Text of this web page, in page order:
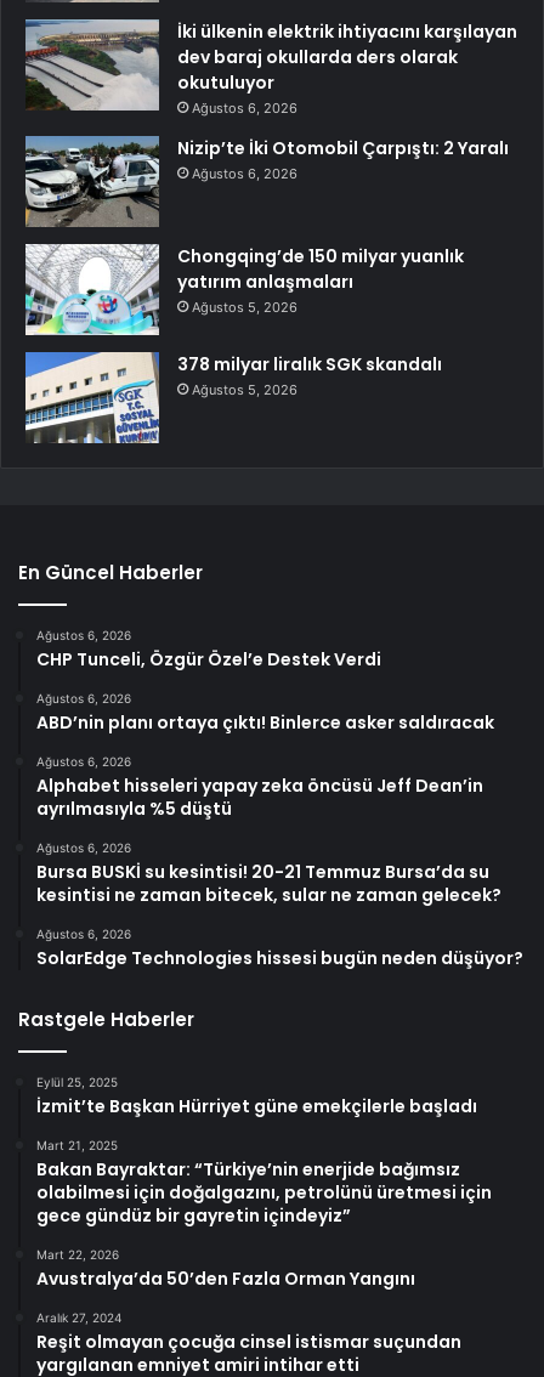
İki ülkenin elektrik ihtiyacını karşılayan
dev baraj okullarda ders olarak
okutuluyor
Ağustos 6, 2026
Nizip’te İki Otomobil Çarpıştı: 2 Yaralı
Ağustos 6, 2026
Chongqing’de 150 milyar yuanlık
yatırım anlaşmaları
Ağustos 5, 2026
378 milyar liralık SGK skandalı
Ağustos 5, 2026
En Güncel Haberler
Ağustos 6, 2026
CHP Tunceli, Özgür Özel’e Destek Verdi
Ağustos 6, 2026
ABD’nin planı ortaya çıktı! Binlerce asker saldıracak
Ağustos 6, 2026
Alphabet hisseleri yapay zeka öncüsü Jeff Dean’in
ayrılmasıyla %5 düştü
Ağustos 6, 2026
Bursa BUSKİ su kesintisi! 20-21 Temmuz Bursa’da su
kesintisi ne zaman bitecek, sular ne zaman gelecek?
Ağustos 6, 2026
SolarEdge Technologies hissesi bugün neden düşüyor?
Rastgele Haberler
Eylül 25, 2025
İzmit’te Başkan Hürriyet güne emekçilerle başladı
Mart 21, 2025
Bakan Bayraktar: “Türkiye’nin enerjide bağımsız
olabilmesi için doğalgazını, petrolünü üretmesi için
gece gündüz bir gayretin içindeyiz”
Mart 22, 2026
Avustralya’da 50’den Fazla Orman Yangını
Aralık 27, 2024
Reşit olmayan çocuğa cinsel istismar suçundan
yargılanan emniyet amiri intihar etti